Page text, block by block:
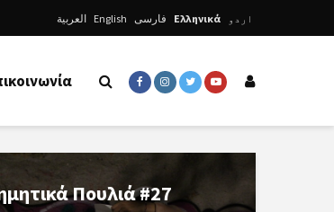
العربية English فارسی Ελληνικά اردو
Πουλιά #27